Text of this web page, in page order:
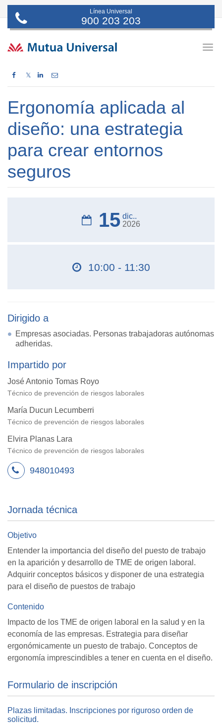
Línea Universal
900 203 203
𝕏
Ergonomía aplicada al
diseño: una estrategia
para crear entornos
seguros
15 dic..
2026
10:00 - 11:30
Dirigido a
Empresas asociadas. Personas trabajadoras autónomas
adheridas.
Impartido por
José Antonio Tomas Royo
Técnico de prevención de riesgos laborales
María Ducun Lecumberri
Técnico de prevención de riesgos laborales
Elvira Planas Lara
Técnico de prevención de riesgos laborales
948010493
Jornada técnica
Objetivo
Entender la importancia del diseño del puesto de trabajo
en la aparición y desarrollo de TME de origen laboral.
Adquirir conceptos básicos y disponer de una estrategia
para el diseño de puestos de trabajo
Contenido
Impacto de los TME de origen laboral en la salud y en la
economía de las empresas. Estrategia para diseñar
ergonómicamente un puesto de trabajo. Conceptos de
ergonomía imprescindibles a tener en cuenta en el diseño.
Formulario de inscripción
Plazas limitadas. Inscripciones por riguroso orden de
solicitud.